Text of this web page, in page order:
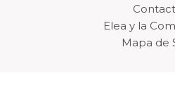
Elea y la
Mapa de